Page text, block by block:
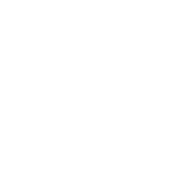
Francisco (Argentina),
Buenanueva, ofreció
de la actualidad
donde luego de que en
domingo 22 de octubre
alcanzara el mínimo de
la presidencia, el
noviembre se celebrará